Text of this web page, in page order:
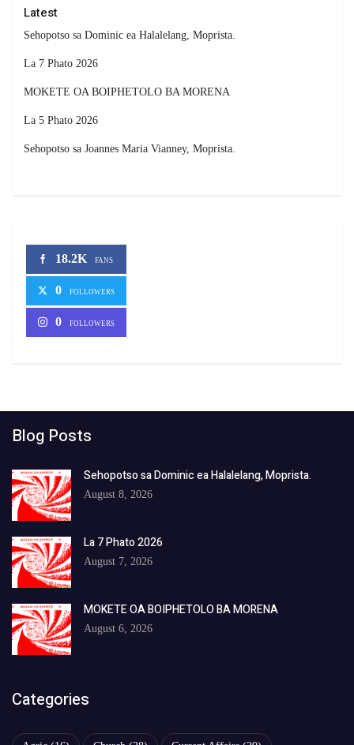
Latest
Sehopotso sa Dominic ea Halalelang, Moprista.
La 7 Phato 2026
MOKETE OA BOIPHETOLO BA MORENA
La 5 Phato 2026
Sehopotso sa Joannes Maria Vianney, Moprista.
18.2K FANS
0 FOLLOWERS
0 FOLLOWERS
Blog Posts
Sehopotso sa Dominic ea Halalelang, Moprista.
August 8, 2026
La 7 Phato 2026
August 7, 2026
MOKETE OA BOIPHETOLO BA MORENA
August 6, 2026
Categories